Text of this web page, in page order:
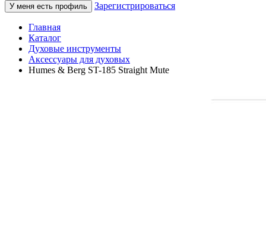
У меня есть профиль
Зарегистрироваться
Главная
Каталог
Духовые инструменты
Аксессуары для духовых
Humes & Berg ST-185 Straight Mute